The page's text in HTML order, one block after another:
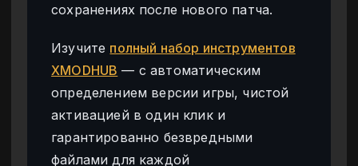
сохранениях после нового патча.
Изучите полный набор инструментов
XMODHUB — с автоматическим
определением версии игры, чистой
активацией в один клик и
гарантированно безвредными
файлами для каждой